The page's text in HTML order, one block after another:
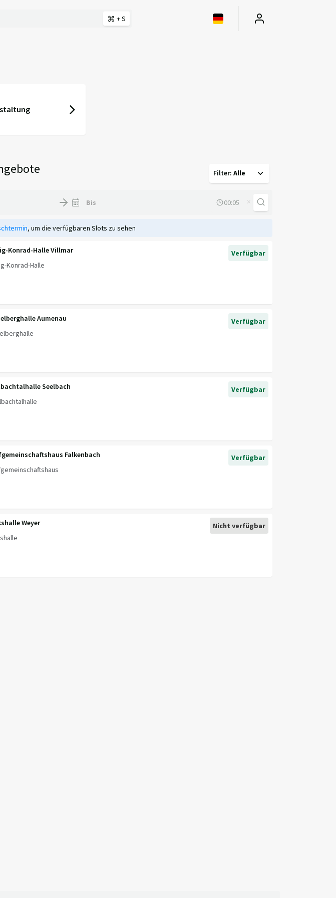
+ S
Filter: Alle
×
, um die verfügbaren Slots zu sehen
Konrad-Halle Villmar
Konrad-Halle
Verfügbar
Aumenau
Verfügbar
Seelbach
Verfügbar
Falkenbach
Verfügbar
Weyer
Nicht verfügbar